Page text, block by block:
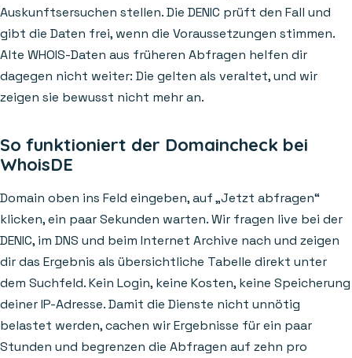
Auskunftsersuchen stellen. Die DENIC prüft den Fall und
gibt die Daten frei, wenn die Voraussetzungen stimmen.
Alte WHOIS-Daten aus früheren Abfragen helfen dir
dagegen nicht weiter: Die gelten als veraltet, und wir
zeigen sie bewusst nicht mehr an.
So funktioniert der Domaincheck bei
WhoisDE
Domain oben ins Feld eingeben, auf „Jetzt abfragen“
klicken, ein paar Sekunden warten. Wir fragen live bei der
DENIC, im DNS und beim Internet Archive nach und zeigen
dir das Ergebnis als übersichtliche Tabelle direkt unter
dem Suchfeld. Kein Login, keine Kosten, keine Speicherung
deiner IP-Adresse. Damit die Dienste nicht unnötig
belastet werden, cachen wir Ergebnisse für ein paar
Stunden und begrenzen die Abfragen auf zehn pro